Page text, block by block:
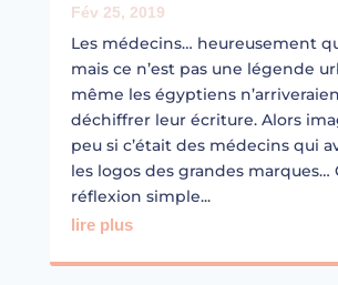
Fév 25, 2019
Les médecins… heureusement
mais ce n’est pas une légende
même les égyptiens
déchiffrer leur écriture. Alors
peu si c’était des médecins qui
les logos des grandes marques…
réflexion simple...
lire plus